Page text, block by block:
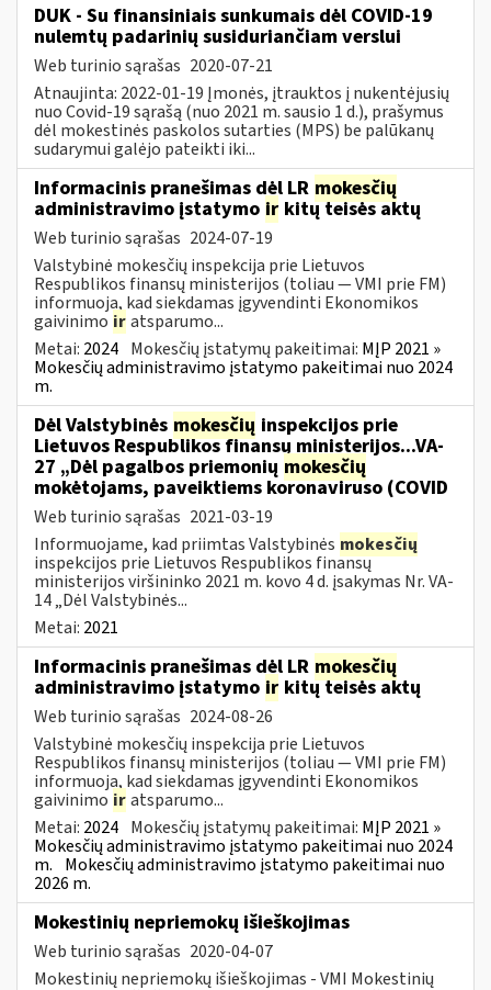
DUK - Su finansiniais sunkumais dėl COVID-19
nulemtų padarinių susiduriančiam verslui
Web turinio sąrašas 2020-07-21
Atnaujinta: 2022-01-19 Įmonės, įtrauktos į nukentėjusių
nuo Covid-19 sąrašą (nuo 2021 m. sausio 1 d.), prašymus
dėl mokestinės paskolos sutarties (MPS) be palūkanų
sudarymui galėjo pateikti iki...
Informacinis pranešimas dėl LR mokesčių
administravimo įstatymo ir kitų teisės aktų
Web turinio sąrašas 2024-07-19
Valstybinė mokesčių inspekcija prie Lietuvos
Respublikos finansų ministerijos (toliau — VMI prie FM)
informuoja, kad siekdamas įgyvendinti Ekonomikos
gaivinimo iratsparumo...
Metai: 2024 Mokesčių įstatymų pakeitimai: MĮP 2021 »
Mokesčių administravimo įstatymo pakeitimai nuo 2024
m.
Dėl Valstybinės mokesčių inspekcijos prie
Lietuvos Respublikos finansų ministerijos...VA-
27 „Dėl pagalbos priemonių mokesčių
mokėtojams, paveiktiems koronaviruso (COVID
Web turinio sąrašas 2021-03-19
Informuojame, kad priimtas Valstybinės mokesčių
inspekcijos prie Lietuvos Respublikos finansų
ministerijos viršininko 2021 m. kovo 4 d. įsakymas Nr. VA-
14 „Dėl Valstybinės...
Metai: 2021
Informacinis pranešimas dėl LR mokesčių
administravimo įstatymo ir kitų teisės aktų
Web turinio sąrašas 2024-08-26
Valstybinė mokesčių inspekcija prie Lietuvos
Respublikos finansų ministerijos (toliau — VMI prie FM)
informuoja, kad siekdamas įgyvendinti Ekonomikos
gaivinimo iratsparumo...
Metai: 2024 Mokesčių įstatymų pakeitimai: MĮP 2021 »
Mokesčių administravimo įstatymo pakeitimai nuo 2024
m. Mokesčių administravimo įstatymo pakeitimai nuo
2026 m.
Mokestinių nepriemokų išieškojimas
Web turinio sąrašas 2020-04-07
Mokestinių nepriemokų išieškojimas - VMI Mokestinių